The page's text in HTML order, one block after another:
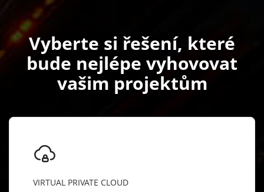
Vyberte si řešení, které
bude nejlépe vyhovovat
vašim projektům
VIRTUAL PRIVATE CLOUD